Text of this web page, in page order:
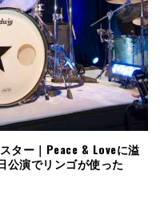
ター｜Peace & Loveに溢
公演でリンゴが使った